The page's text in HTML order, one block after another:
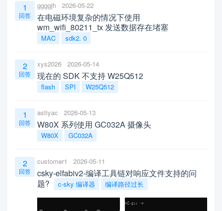
1
回答
ggggjh 2026-05-22
在电磁环境复杂的情况下使用
wm_wifi_80211_tx 发送数据存在堵塞
MAC sdk2. 0
2
回答
xys2026 2026-05-14
现在的 SDK 不支持 W25Q512
flash SPI W25Q512
1
回答
astiyac 2026-05-13
W80X 系列使用 GC032A 摄像头
W80X GC032A
2
回答
customer1 2026-05-11
csky-elfabiv2-编译工具链对响应文件支持的问
题?
c-sky 编译器 编译路径过长